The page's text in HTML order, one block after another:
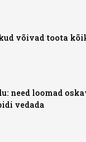
võivad toota
need loomad
vedada